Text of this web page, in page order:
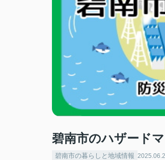
碧南市のハザード
碧南市の暮らしと地域情報